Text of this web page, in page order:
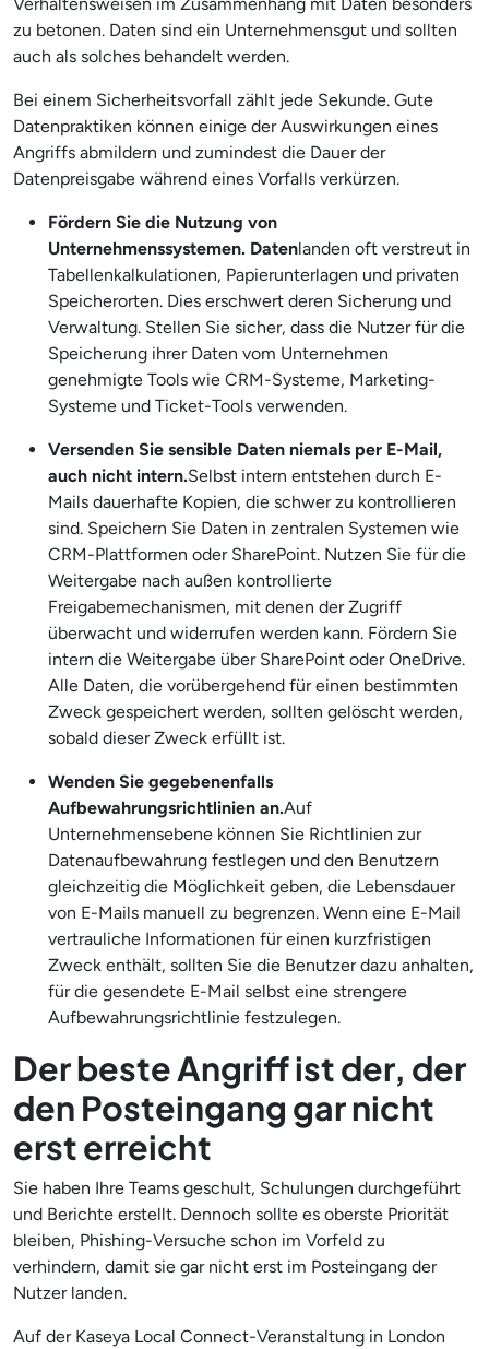
zu betonen. Daten sind ein Unternehmensgut und sollten
auch als solches behandelt werden.
Bei einem Sicherheitsvorfall zählt jede Sekunde. Gute
Datenpraktiken können einige der Auswirkungen eines
Angriffs abmildern und zumindest die Dauer der
Datenpreisgabe während eines Vorfalls verkürzen.
Fördern Sie die Nutzung von
Unternehmenssystemen. Datenlanden oft verstreut in
Tabellenkalkulationen, Papierunterlagen und privaten
Speicherorten. Dies erschwert deren Sicherung und
Verwaltung. Stellen Sie sicher, dass die Nutzer für die
Speicherung ihrer Daten vom Unternehmen
genehmigte Tools wie CRM-Systeme, Marketing-
Systeme und Ticket-Tools verwenden.
Versenden Sie sensible Daten niemals per E-Mail,
auch nicht intern.Selbst intern entstehen durch E-
Mails dauerhafte Kopien, die schwer zu kontrollieren
sind. Speichern Sie Daten in zentralen Systemen wie
CRM-Plattformen oder SharePoint. Nutzen Sie für die
Weitergabe nach außen kontrollierte
Freigabemechanismen, mit denen der Zugriff
überwacht und widerrufen werden kann. Fördern Sie
intern die Weitergabe über SharePoint oder OneDrive.
Alle Daten, die vorübergehend für einen bestimmten
Zweck gespeichert werden, sollten gelöscht werden,
sobald dieser Zweck erfüllt ist.
Wenden Sie gegebenenfalls
Aufbewahrungsrichtlinien an.Auf
Unternehmensebene können Sie Richtlinien zur
Datenaufbewahrung festlegen und den Benutzern
gleichzeitig die Möglichkeit geben, die Lebensdauer
von E-Mails manuell zu begrenzen. Wenn eine E-Mail
vertrauliche Informationen für einen kurzfristigen
Zweck enthält, sollten Sie die Benutzer dazu anhalten,
für die gesendete E-Mail selbst eine strengere
Aufbewahrungsrichtlinie festzulegen.
Der beste Angriff ist der, der
den Posteingang gar nicht
erst erreicht
Sie haben Ihre Teams geschult, Schulungen durchgeführt
und Berichte erstellt. Dennoch sollte es oberste Priorität
bleiben, Phishing-Versuche schon im Vorfeld zu
verhindern, damit sie gar nicht erst im Posteingang der
Nutzer landen.
Auf der Kaseya Local Connect-Veranstaltung in London